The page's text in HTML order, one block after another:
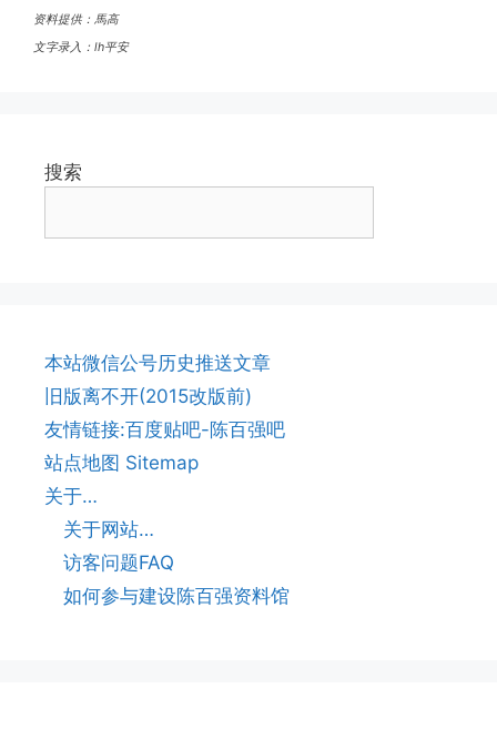
资料提供：馬高
文字录入：lh平安
搜索
本站微信公号历史推送文章
旧版离不开(2015改版前)
友情链接:百度贴吧-陈百强吧
站点地图 Sitemap
关于…
关于网站…
访客问题FAQ
如何参与建设陈百强资料馆